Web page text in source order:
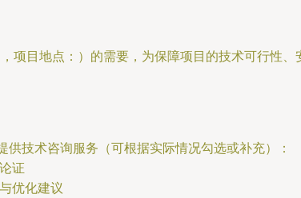
，项目地点： ）的需要，为保障项目的技术可行性
供技术咨询服务（可根据实际情况勾选或补充）：
证
优化建议